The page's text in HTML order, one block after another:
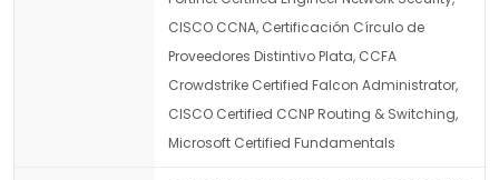
CISCO CCNA, Certificación Círculo de
Proveedores Distintivo Plata, CCFA
Crowdstrike Certified Falcon Administrator,
CISCO Certified CCNP Routing & Switching,
Microsoft Certified Fundamentals